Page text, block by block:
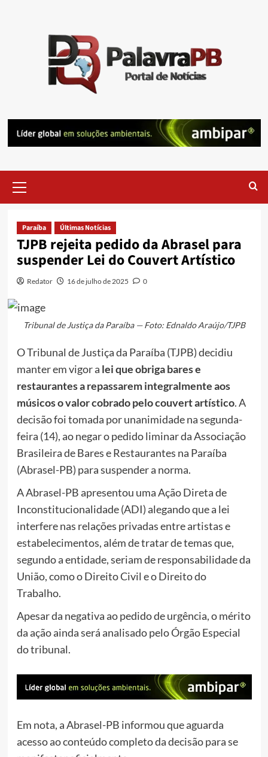
Menu
Paraíba Últimas Notícias
TJPB rejeita pedido da Abrasel para
suspender Lei do Couvert Artístico
Redator 16 de julho de 2025 0
Tribunal de Justiça da Paraíba — Foto: Ednaldo Araújo/TJPB
O Tribunal de Justiça da Paraíba (TJPB) decidiu
manter em vigor a lei que obriga bares e
restaurantes a repassarem integralmente aos
músicos o valor cobrado pelo couvert artístico. A
decisão foi tomada por unanimidade na segunda-
feira (14), ao negar o pedido liminar da Associação
Brasileira de Bares e Restaurantes na Paraíba
(Abrasel-PB) para suspender a norma.
A Abrasel-PB apresentou uma Ação Direta de
Inconstitucionalidade (ADI) alegando que a lei
interfere nas relações privadas entre artistas e
estabelecimentos, além de tratar de temas que,
segundo a entidade, seriam de responsabilidade da
União, como o Direito Civil e o Direito do
Trabalho.
Apesar da negativa ao pedido de urgência, o mérito
da ação ainda será analisado pelo Órgão Especial
do tribunal.
Em nota, a Abrasel-PB informou que aguarda
acesso ao conteúdo completo da decisão para se